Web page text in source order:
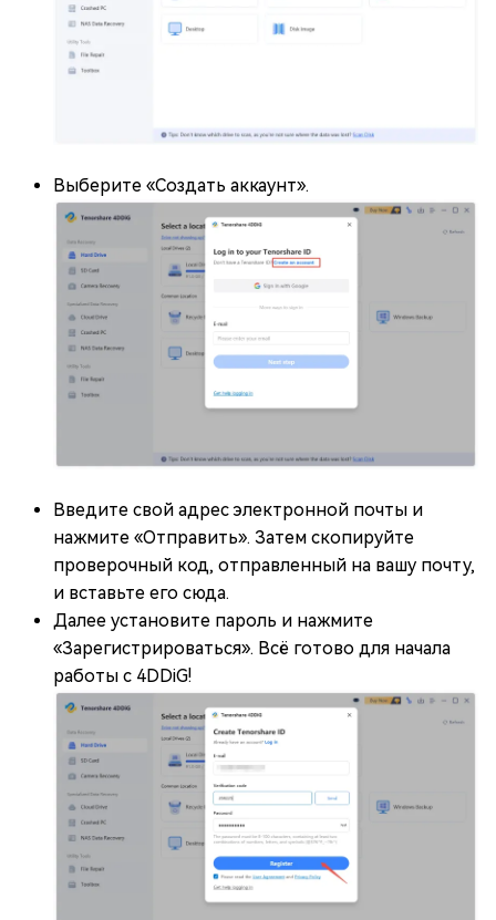
Выберите «Создать аккаунт».
Введите свой адрес электронной почты и
нажмите «Отправить». Затем скопируйте
проверочный код, отправленный на вашу почту,
и вставьте его сюда.
Далее установите пароль и нажмите
«Зарегистрироваться». Всё готово для начала
работы с 4DDiG!